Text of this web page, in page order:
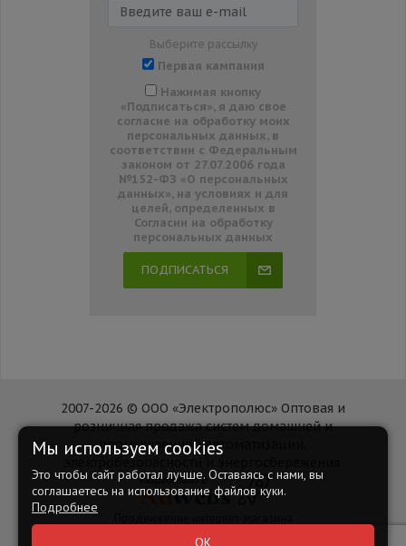
Выберите рассылку
Первая кампания
Нажимая кнопку
«Подписаться», я даю свое
согласие на обработку моих
персональных данных, в
соответствии с Федеральным
законом от 27.07.2006 года
№152-ФЗ «О персональных
данных», на условиях и для
целей, определенных в
Согласии на обработку
персональных данных
ПОДПИСАТЬСЯ
2007-2026 © ООО «Электрополюс» Оптовая и
розничная продажа систем домашней и
промышленной автоматизации,
электробезопасности и энергосбережения.
Наверх
Мы используем cookies
Это чтобы сайт работал лучше. Оставаясь с нами, вы
соглашаетесь на использование файлов куки.
Подробнее
ОК